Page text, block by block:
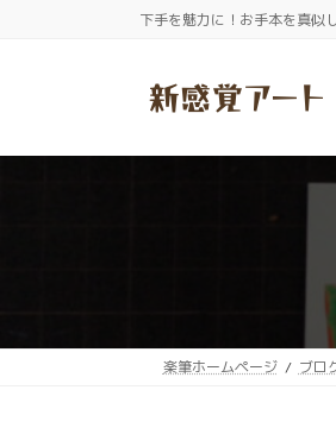
下手を魅力に！お手本を真似
楽筆ホームページ ブロ